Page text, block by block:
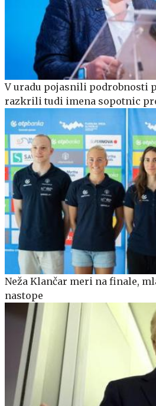
V uradu pojasnili podrobnosti
razkrili tudi imena sopotnic
Neža Klančar meri na finale,
nastope